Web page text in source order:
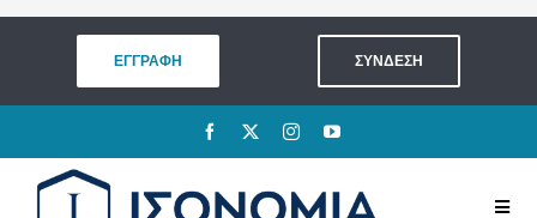
Μετάβαση
περιεχόμενο
ΕΓΓΡΑΦΗ ΣΥΝΔΕΣΗ